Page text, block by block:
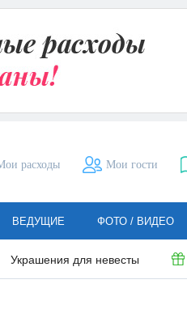
расходы Мои гости
Украшения для невесты
ВЕДУЩИЕ ФОТО / ВИДЕО